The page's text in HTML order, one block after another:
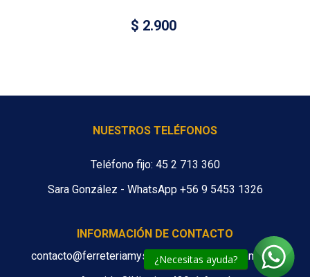
¿Necesitas ayuda?
$ 2.900
NUESTROS TELÉFONOS
Teléfono fijo: 45 2 713 360
Sara González - WhatsApp +56 9 5453 1326
INFORMACIÓN DE CONTACTO
contacto@ferreteriamys.cl ventas@ferreteriamys.cl